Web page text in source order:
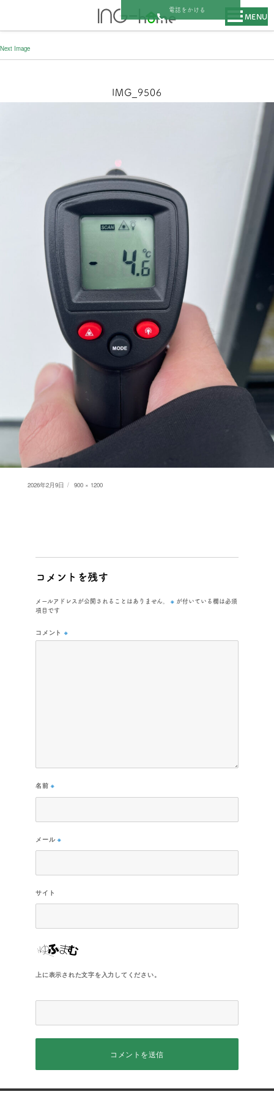
MENU
Next Image
IMG_9506
Posted
2026年2月9日
Full
900 × 1200
コメントを残す
メールアドレスが公開されることはありません。 ※ が付いている欄は必須
項目です
コメント ※
名前※
メール※
サイト
上に表示された文字を入力してください。
電話をかける